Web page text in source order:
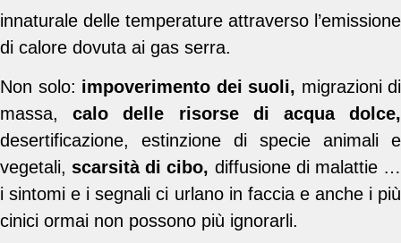
innaturale delle temperature attraverso l’emissione
di calore dovuta ai gas serra.
Non solo: impoverimento dei suoli, migrazioni di
massa,calo delle risorse di acqua dolce,
desertificazione, estinzione di specie animali e
vegetali, scarsità di cibo, diffusione di malattie …
i sintomi e i segnali ci urlano in faccia e anche i più
cinici ormai non possono più ignorarli.